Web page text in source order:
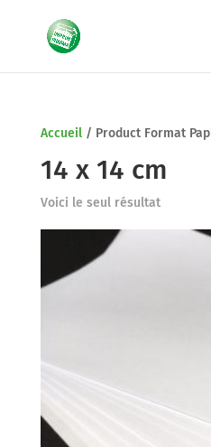
Accueil/ Product Format
14 x 14 cm
Voici le seul résultat